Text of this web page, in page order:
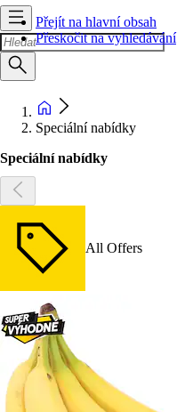
Přejít na hlavní obsah
Přeskočit na vyhledávání
Speciální nabídky
Speciální nabídky
All Offers